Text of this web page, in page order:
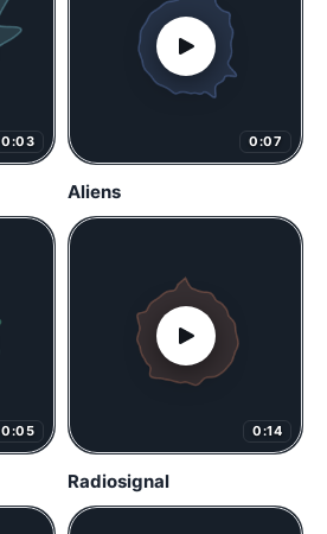
0:03 0:07
Aliens
0:05 0:14
Radiosignal